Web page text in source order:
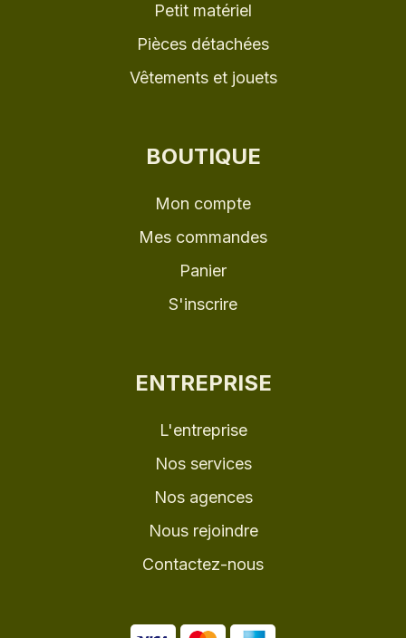
Petit matériel
Pièces détachées
Vêtements et jouets
BOUTIQUE
Mon compte
Mes commandes
Panier
S'inscrire
ENTREPRISE
L'entreprise
Nos services
Nos agences
Nous rejoindre
Contactez-nous